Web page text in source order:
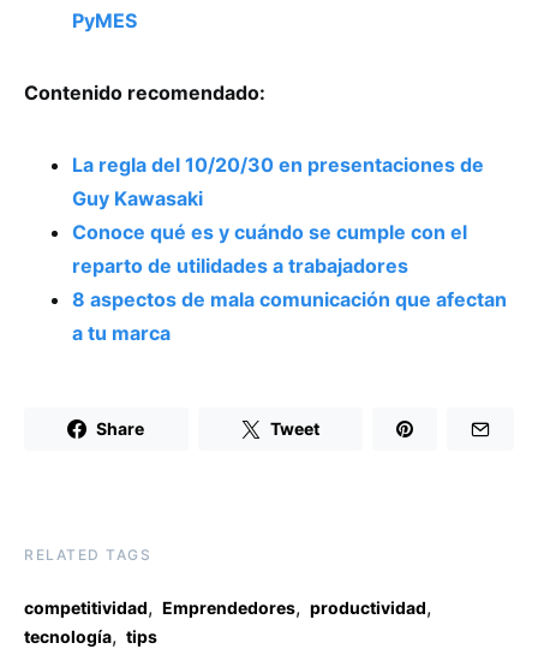
PyMES
Contenido recomendado:
La regla del 10/20/30 en presentaciones de
Guy Kawasaki
Conoce qué es y cuándo se cumple con el
reparto de utilidades a trabajadores
8 aspectos de mala comunicación que afectan
a tu marca
Share Tweet
RELATED TAGS
competitividad, Emprendedores, productividad,
tecnología, tips